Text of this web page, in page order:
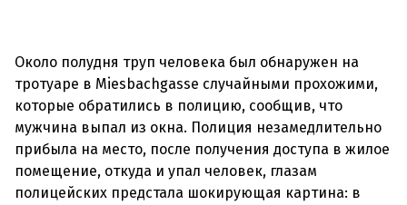
Около полудня труп человека был обнаружен на
тротуаре в Miesbachgasse случайными прохожими,
которые обратились в полицию, сообщив, что
мужчина выпал из окна. Полиция незамедлительно
прибыла на место, после получения доступа в жилое
помещение, откуда и упал человек, глазам
полицейских предстала шокирующая картина: в